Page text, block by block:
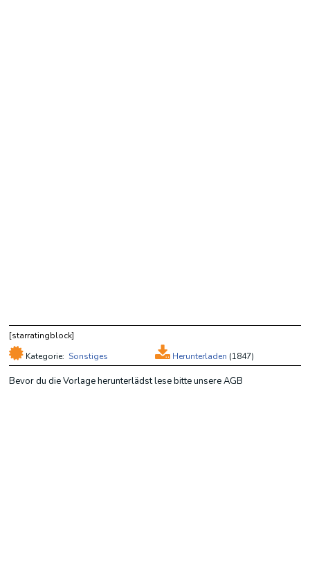
[starratingblock]
Herunterladen (1847)
Kategorie: Sonstiges
Bevor du die Vorlage herunterlädst lese bitte unsere AGB